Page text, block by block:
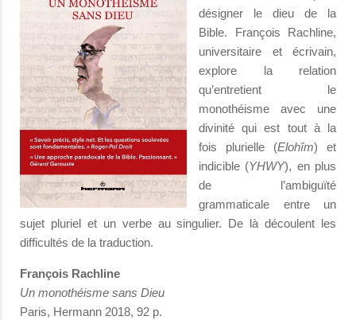
désigner le dieu de la
Bible. François Rachline,
universitaire et écrivain,
explore la relation
qu’entretient le
monothéisme avec une
divinité qui est tout à la
fois plurielle (Elohîm) et
indicible (YHWY), en plus
de l’ambiguïté
grammaticale entre un
sujet pluriel et un verbe au singulier. De là découlent les
difficultés de la traduction.
François Rachline
Un monothéisme sans Dieu
Paris, Hermann 2018, 92 p.